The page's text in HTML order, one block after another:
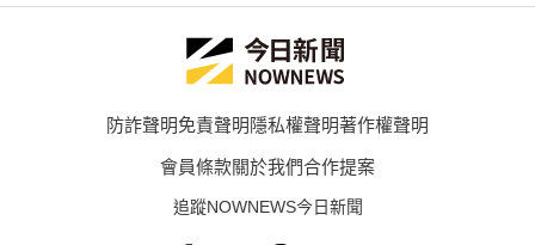
防詐聲明免責聲明隱私權聲明著作權聲明
會員條款關於我們合作提案
追蹤NOWNEWS今日新聞